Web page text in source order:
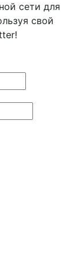
сети для
свой